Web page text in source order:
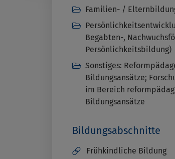
Familien- /
Begabten-,
Persönlichkeitsbildung)
Sonstiges:
Bildungsansätze;
im Bereich
Bildungsansätze
Bildungsabschnitte
Frühkindliche Bildung